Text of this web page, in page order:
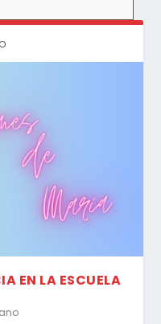
EN LA ESCUELA